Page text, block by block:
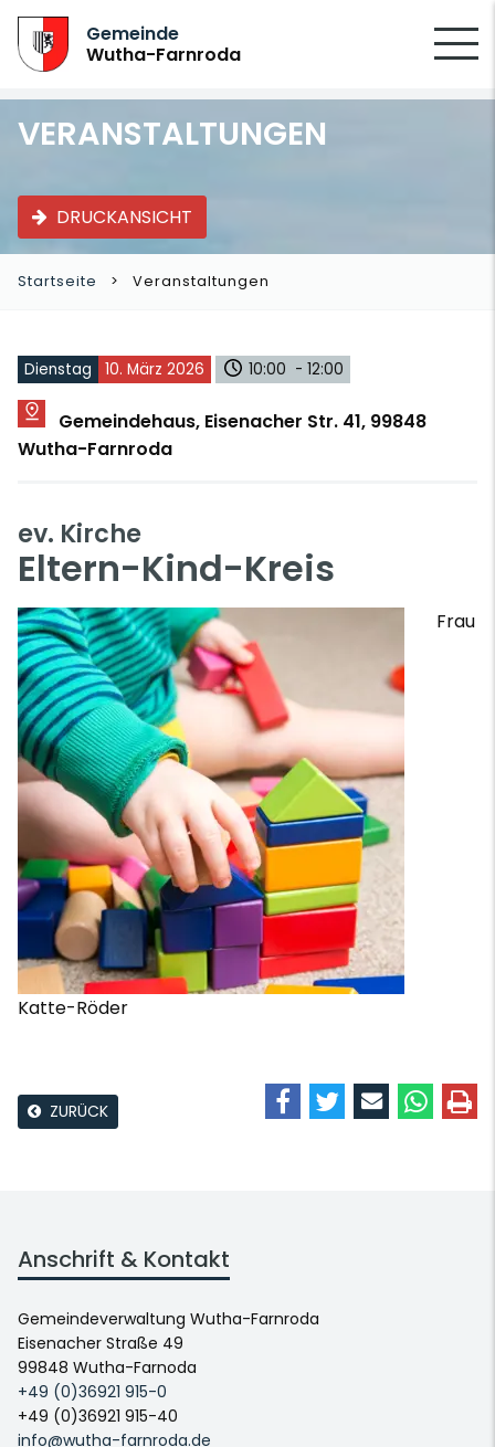
Gemeinde
Wutha-Farnroda
VERANSTALTUNGEN
DRUCKANSICHT
Startseite Veranstaltungen
Dienstag 10. März 2026 10:00 - 12:00
Gemeindehaus, Eisenacher Str. 41, 99848
Wutha-Farnroda
ev. Kirche
Eltern-Kind-Kreis
Frau
Katte-Röder
ZURÜCK
Anschrift & Kontakt
Gemeindeverwaltung Wutha-Farnroda
Eisenacher Straße 49
99848 Wutha-Farnoda
+49 (0)36921 915-0
+49 (0)36921 915-40
info@wutha-farnroda.de